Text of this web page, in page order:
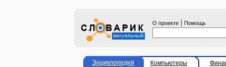
О проекте | Помощь
Энциклопедия Компьютеры